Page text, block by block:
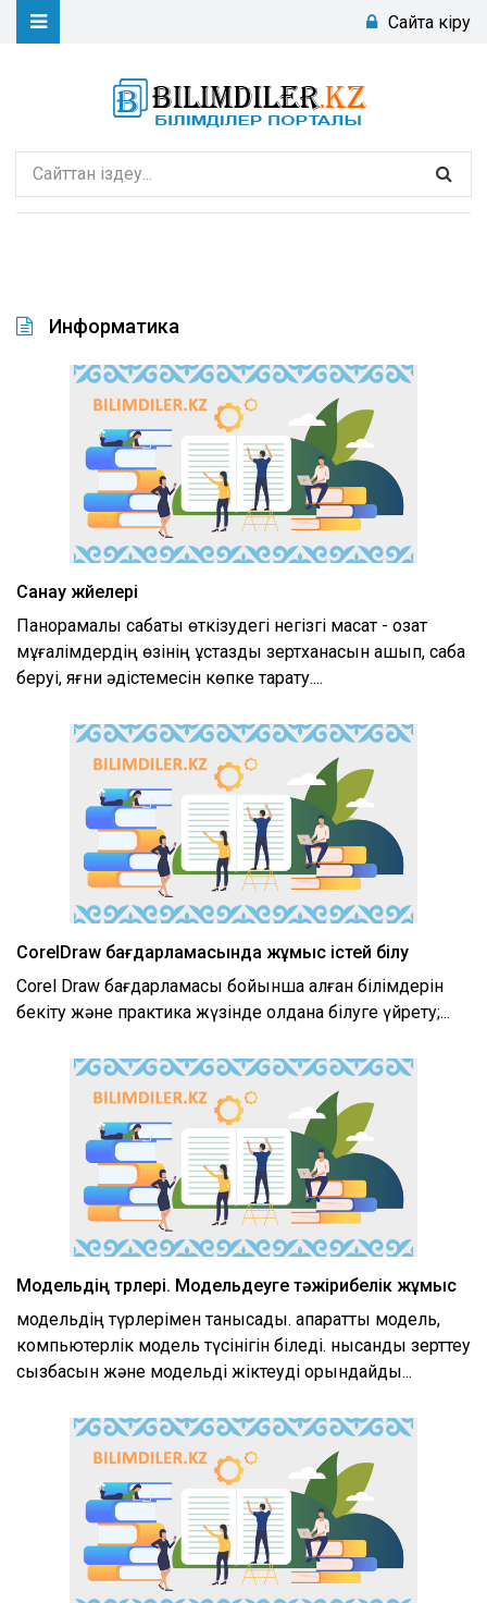
Сайтқа кіру
Информатика
Санау жүйелері
Панорамалық сабақты өткізудегі негізгі мақсат - озат
мұғалімдердің өзінің ұстаздық зертханасын ашып, сабақ
беруі, яғни әдістемесін көпке тарату....
CorelDraw бағдарламасында жұмыс істей білу
Corel Draw бағдарламасы бойынша алған білімдерін
бекіту және практика жүзінде қолдана білуге үйрету;...
Модельдің түрлері. Модельдеуге тәжірибелік жұмыс
модельдің түрлерімен танысады. ақпараттық модель,
компьютерлік модель түсінігін біледі. нысанды зерттеу
сызбасын және модельді жіктеуді орындайды...